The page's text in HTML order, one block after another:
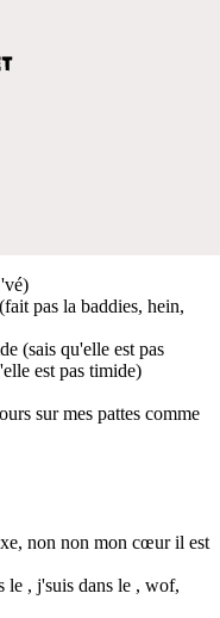
pas la baddies, hein,
(sais qu'elle est pas
est pas timide)
sur mes pattes comme
non non mon cœur il est
le , j'suis dans le , wof,